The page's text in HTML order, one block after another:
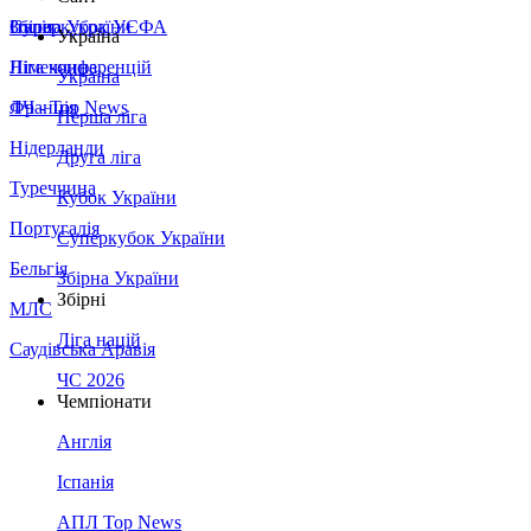
Збірна України
Італія
Німеччина
Франція
Нідерланди
Туреччина
Португалія
Бельгія
МЛС
Саудівська Аравія
Суперкубок УЄФА
Ліга конференцій
ЛЧ - Top News
Україна
Україна
Перша ліга
Друга ліга
Кубок України
Суперкубок України
Збірна України
Збірні
Ліга націй
ЧС 2026
Чемпіонати
Англія
Іспанія
АПЛ Top News